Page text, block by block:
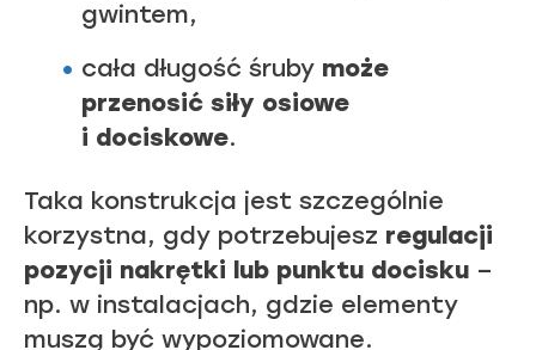
gwintem,
cała długość śruby może
przenosić siły osiowe
i dociskowe.
Taka konstrukcja jest szczególnie
korzystna, gdy potrzebujesz regulacji
pozycji nakrętki lub punktu docisku –
np. w instalacjach, gdzie elementy
muszą być wypoziomowane.